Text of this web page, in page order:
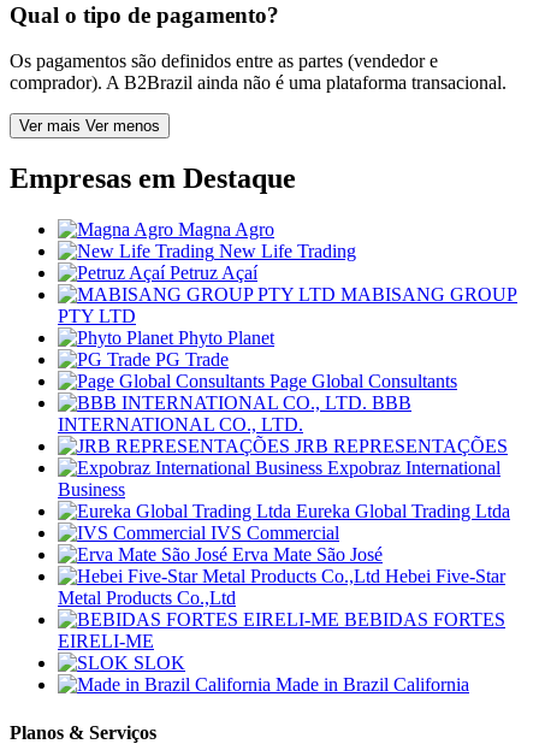
Qual o tipo de pagamento?
Os pagamentos são definidos entre as partes (vendedor e
comprador). A B2Brazil ainda não é uma plataforma transacional.
Ver mais Ver menos
Empresas em Destaque
Magna Agro
New Life Trading
Petruz Açaí
MABISANG GROUP
PTY LTD
Phyto Planet
PG Trade
Page Global Consultants
BBB
INTERNATIONAL CO., LTD.
JRB REPRESENTAÇÕES
Expobraz International
Business
Eureka Global Trading Ltda
IVS Commercial
Erva Mate São José
Hebei Five-Star
Metal Products Co.,Ltd
BEBIDAS FORTES
EIRELI-ME
SLOK
Made in Brazil California
Planos & Serviços